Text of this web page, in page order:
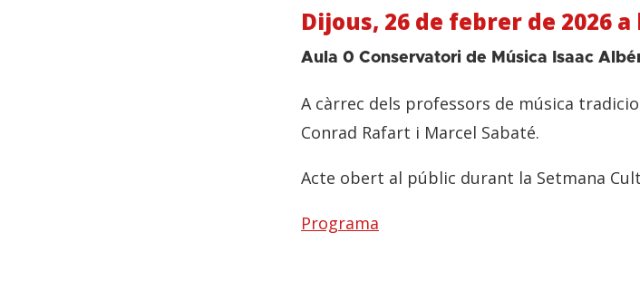
Dijous, 26 de febrer de 2026 a
Aula 0 Conservatori de Música Isaac
A càrrec dels professors de música
Conrad Rafart i Marcel Sabaté.
Acte obert al públic durant la Setmana
Programa